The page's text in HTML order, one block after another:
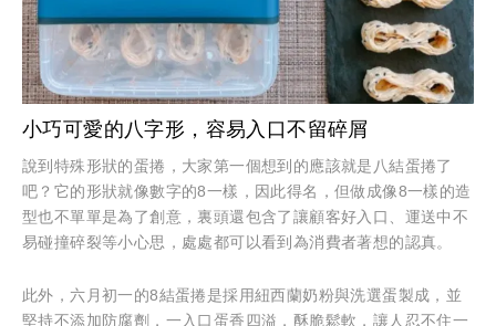
小巧可愛的八字形，容易入口不留碎屑
說到特殊形狀的蛋捲，大家第一個想到的應該就是八結蛋捲了
吧？它的形狀就像數字的8一樣，因此得名，但做成像8一樣的造
型也不單單是為了創意，裏頭還包含了讓顧客好入口、運送中不
易碰撞碎裂等小心思，處處都可以看到為消費者著想的認真。
此外，六月初一的8結蛋捲是採用紐西蘭奶粉與洗選蛋製成，並
堅持不添加防腐劑，一入口蛋香四溢，酥脆鬆軟，讓人忍不住一